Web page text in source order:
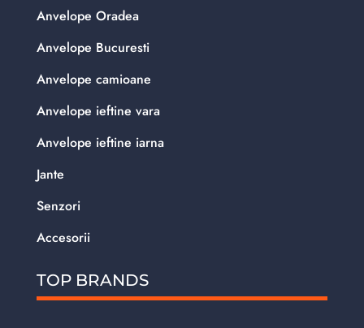
Anvelope Oradea
Anvelope Bucuresti
Anvelope camioane
Anvelope ieftine vara
Anvelope ieftine iarna
Jante
Senzori
Accesorii
TOP BRANDS